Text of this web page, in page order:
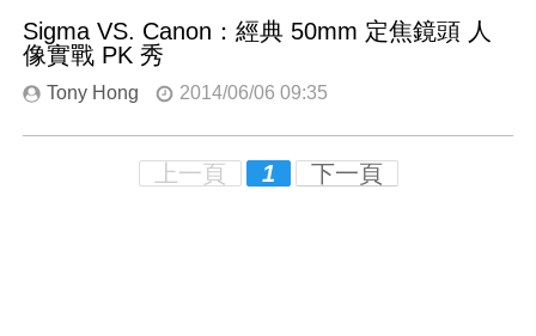
Sigma VS. Canon：經典 50mm 定焦鏡頭 人
像實戰 PK 秀
Tony Hong 2014/06/06 09:35
上一頁 1 下一頁